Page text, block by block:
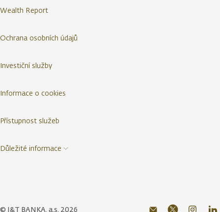
© J&T BANKA, a.s. 2026
Wealth Report
Ochrana osobních údajů
Investiční služby
Informace o cookies
Přístupnost služeb
Důležité informace